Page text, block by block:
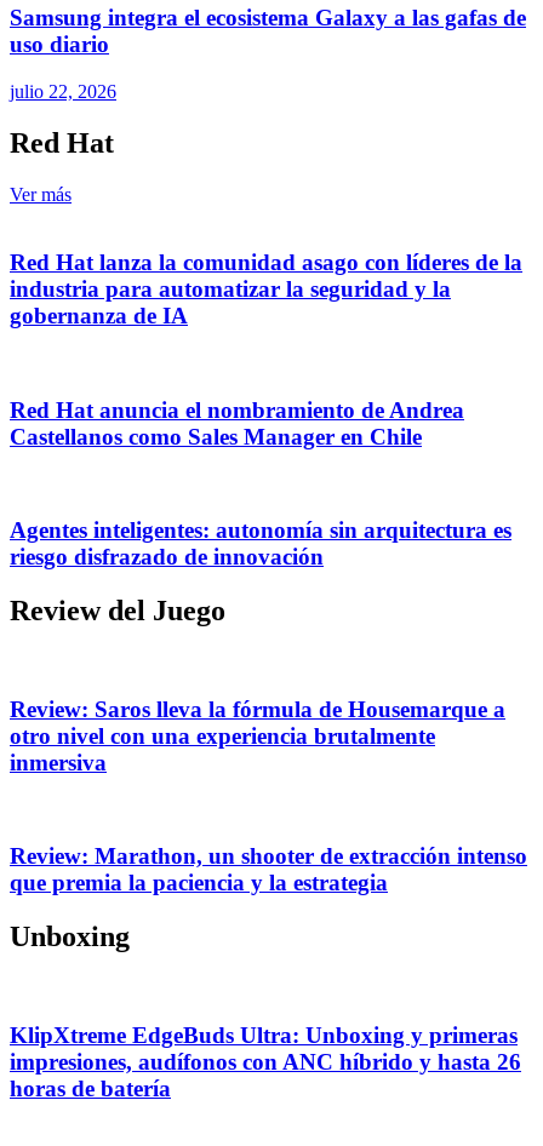
Samsung integra el ecosistema Galaxy a las gafas de
uso diario
julio 22, 2026
Red Hat
Ver más
Red Hat lanza la comunidad asago con líderes de la
industria para automatizar la seguridad y la
gobernanza de IA
Red Hat anuncia el nombramiento de Andrea
Castellanos como Sales Manager en Chile
Agentes inteligentes: autonomía sin arquitectura es
riesgo disfrazado de innovación
Review del Juego
Review: Saros lleva la fórmula de Housemarque a
otro nivel con una experiencia brutalmente
inmersiva
Review: Marathon, un shooter de extracción intenso
que premia la paciencia y la estrategia
Unboxing
KlipXtreme EdgeBuds Ultra: Unboxing y primeras
impresiones, audífonos con ANC híbrido y hasta 26
horas de batería